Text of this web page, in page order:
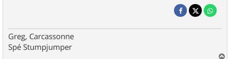
Greg, Carcassonne
Spé Stumpjumper